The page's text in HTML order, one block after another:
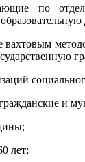
по
и
лет;